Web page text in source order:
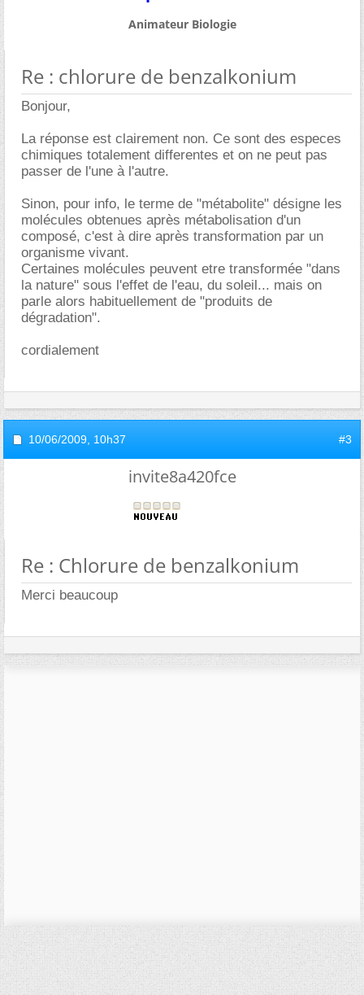
Animateur Biologie
Re : chlorure de benzalkonium
Bonjour,
La réponse est clairement non. Ce sont des especes
chimiques totalement differentes et on ne peut pas
passer de l'une à l'autre.
Sinon, pour info, le terme de "métabolite" désigne les
molécules obtenues après métabolisation d'un
composé, c'est à dire après transformation par un
organisme vivant.
Certaines molécules peuvent etre transformée "dans
la nature" sous l'effet de l'eau, du soleil... mais on
parle alors habituellement de "produits de
dégradation".
cordialement
10/06/2009, 10h37 #3
invite8a420fce
Re : Chlorure de benzalkonium
Merci beaucoup